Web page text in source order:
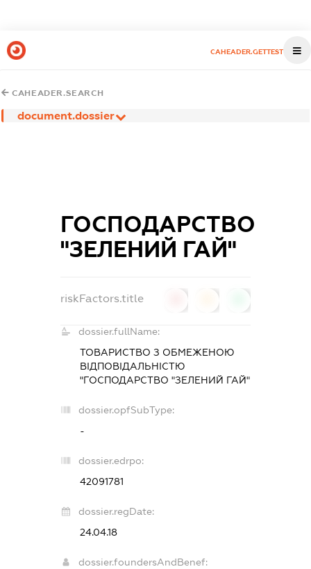
CAHEADER.GETTEST
CAHEADER.SEARCH
document.dossier
ГОСПОДАРСТВО
"ЗЕЛЕНИЙ ГАЙ"
riskFactors.title
dossier.fullName:
ТОВАРИСТВО З ОБМЕЖЕНОЮ
ВІДПОВІДАЛЬНІСТЮ
"ГОСПОДАРСТВО "ЗЕЛЕНИЙ ГАЙ"
dossier.opfSubType:
-
dossier.edrpo:
42091781
dossier.regDate:
24.04.18
dossier.foundersAndBenef: